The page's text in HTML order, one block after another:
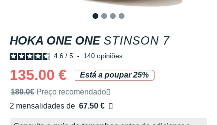
HOKA ONE ONE STINSON 7
4.6 / 5 - 140 opiniões
135.00 €
Está a poupar 25%
Preço de venda recomendado pela marca
180.0€ Preço recomendado
2 mensalidades de 67.50 €
sem custos